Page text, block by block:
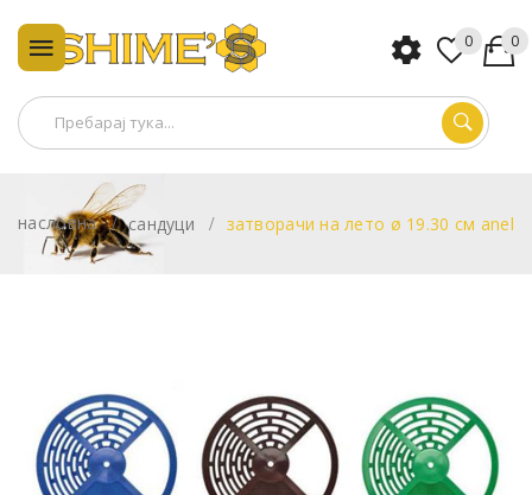
0 0
насловна сандуци затворачи на лето ø 19.30 см anel